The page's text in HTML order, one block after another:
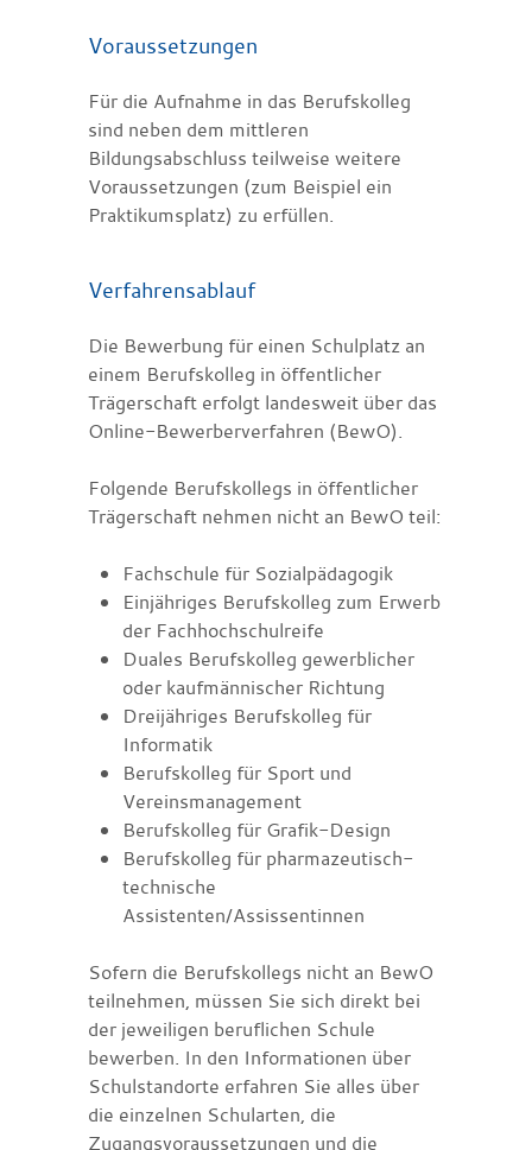
Voraussetzungen
Für die Aufnahme in das Berufskolleg
sind neben dem mittleren
Bildungsabschluss teilweise weitere
Voraussetzungen (zum Beispiel ein
Praktikumsplatz) zu erfüllen.
Verfahrensablauf
Die Bewerbung für einen Schulplatz an
einem Berufskolleg in öffentlicher
Trägerschaft erfolgt landesweit über das
Online-Bewerberverfahren (BewO).
Folgende Berufskollegs in öffentlicher
Trägerschaft nehmen nicht an BewO teil:
Fachschule für Sozialpädagogik
Einjähriges Berufskolleg zum Erwerb
der Fachhochschulreife
Duales Berufskolleg gewerblicher
oder kaufmännischer Richtung
Dreijähriges Berufskolleg für
Informatik
Berufskolleg für Sport und
Vereinsmanagement
Berufskolleg für Grafik-Design
Berufskolleg für pharmazeutisch-
technische
Assistenten/Assissentinnen
Sofern die Berufskollegs nicht an BewO
teilnehmen, müssen Sie sich direkt bei
der jeweiligen beruflichen Schule
bewerben. In den Informationen über
Schulstandorte erfahren Sie alles über
die einzelnen Schularten, die
Zugangsvoraussetzungen und die